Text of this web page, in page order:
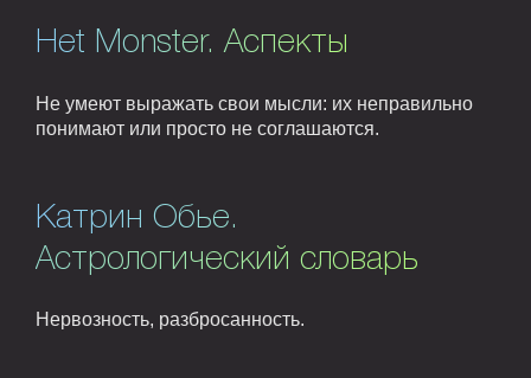
Het Monster. Аспекты
Не умеют выражать свои мысли: их неправильно
понимают или просто не соглашаются.
Катрин Обье.
Астрологический словарь
Нервозность, разбросанность.